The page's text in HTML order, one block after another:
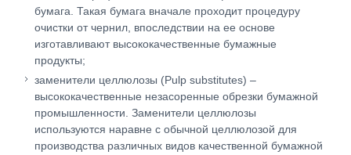
бумага. Такая бумага вначале проходит процедуру
очистки от чернил, впоследствии на ее основе
изготавливают высококачественные бумажные
продукты;
заменители целлюлозы (Pulp substitutes) –
высококачественные незасоренные обрезки бумажной
промышленности. Заменители целлюлозы
используются наравне с обычной целлюлозой для
производства различных видов качественной бумажной